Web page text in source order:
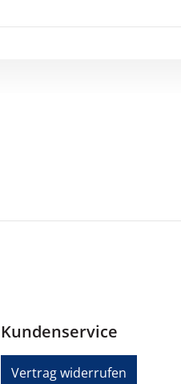
Kundenservice
Vertrag widerrufen